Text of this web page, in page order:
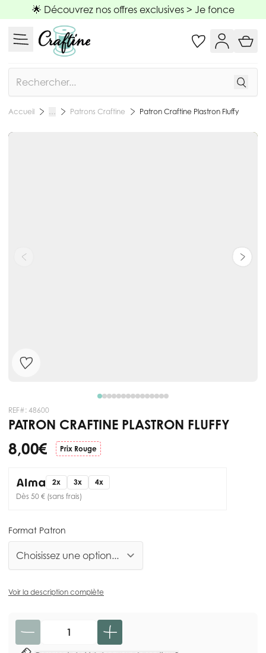
Allez au contenu
🌟 Découvrez nos offres exclusives > Je fonce
Accueil … Patrons Craftine Patron Craftine Plastron Fluffy
REF#: 48600
PATRON CRAFTINE PLASTRON FLUFFY
8,00 € Prix Rouge
2x 3x
4x
Dès 50 € (sans frais)
Format Patron
Voir la description complète
Quantité